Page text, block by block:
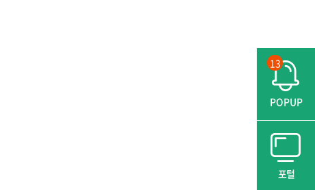
POPUP
13
포털